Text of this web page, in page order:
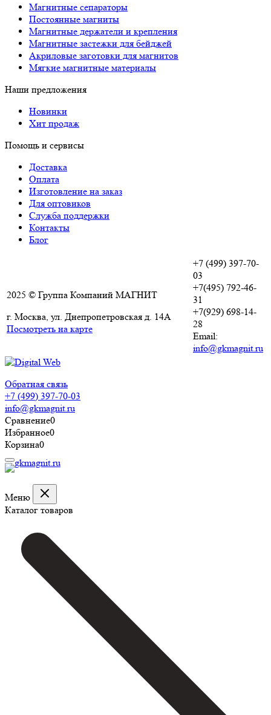
Магнитные сепараторы
Постоянные магниты
Магнитные держатели и крепления
Магнитные застежки для бейджей
Акриловые заготовки для магнитов
Мягкие магнитные материалы
Наши предложения
Новинки
Хит продаж
Помощь и сервисы
Доставка
Оплата
Изготовление на заказ
Для оптовиков
Служба поддержки
Контакты
Блог
2025 © Группа Компаний МАГНИТ
г. Москва, ул. Днепропетровская д. 14А
Посмотреть на карте
+7 (499) 397-70-
03
+7(495) 792-46-
31
+7(929) 698-14-
28
Email:
info@gkmagnit.ru
Обратная связь
+7 (499) 397-70-03
info@gkmagnit.ru
Сравнение0
Избранное0
Корзина0
Меню
Каталог товаров